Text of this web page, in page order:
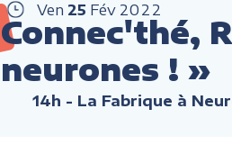
Ven 25 Fév 2022
Connec'thé,
neurones ! »
14h - La Fabrique à